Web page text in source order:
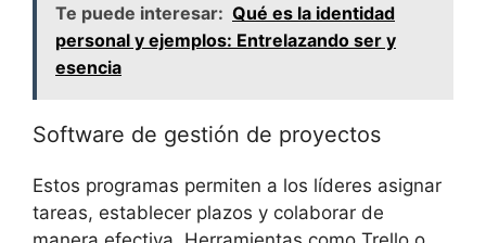
Te puede interesar: Qué es la identidad
personal y ejemplos: Entrelazando ser y
esencia
Software de gestión de proyectos
Estos programas permiten a los líderes asignar
tareas, establecer plazos y colaborar de